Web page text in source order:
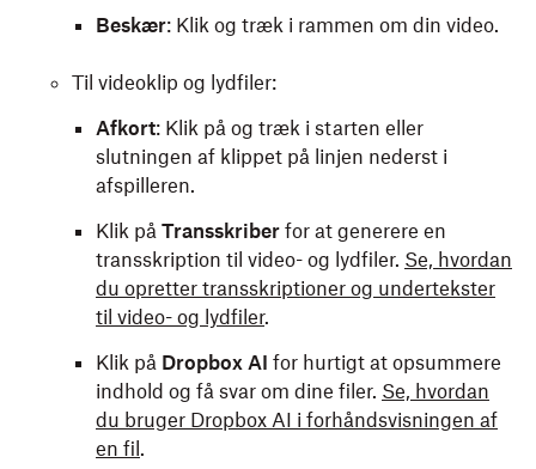
Beskær: Klik og træk i rammen om din video.
Til videoklip og lydfiler:
Afkort: Klik på og træk i starten eller
slutningen af klippet på linjen nederst i
afspilleren.
Klik på Transskriber for at generere en
transskription til video- og lydfiler. Se, hvordan
du opretter transskriptioner og undertekster
til video- og lydfiler.
Klik på Dropbox AI for hurtigt at opsummere
indhold og få svar om dine filer. Se, hvordan
du bruger Dropbox AI i forhåndsvisningen af
en fil.